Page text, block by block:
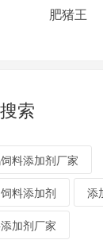
肥猪王
索
料添加剂厂家
料添加剂 添
加剂厂家